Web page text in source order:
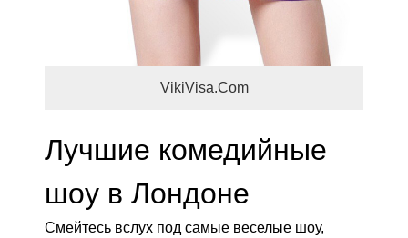
VikiVisa.Com
Лучшие комедийные
шоу в Лондоне
Смейтесь вслух под самые веселые шоу,